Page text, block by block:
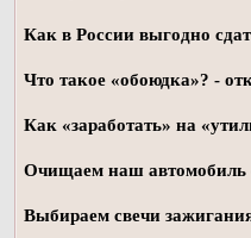
Как в России выгодно
Что такое «обоюдка»? -
Как «заработать» на
Очищаем наш автомобиль
Выбираем свечи